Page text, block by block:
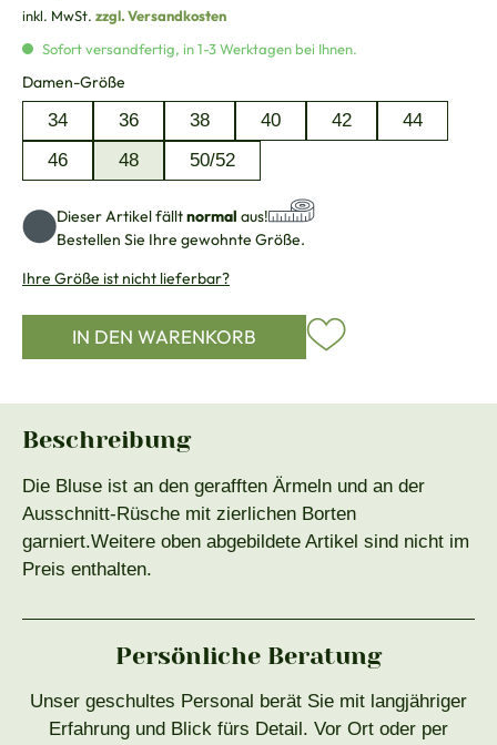
inkl. MwSt. zzgl. Versandkosten
Sofort versandfertig, in 1-3 Werktagen bei Ihnen.
Damen-Größe
34 36 38 40 42
44
46
48 50/52
Dieser Artikel fälltnormal aus!
Bestellen Sie Ihre gewohnte Größe.
Ihre Größe ist nicht lieferbar?
IN DEN WARENKORB
Beschreibung
Die Bluse ist an den gerafften Ärmeln und an der
Ausschnitt-Rüsche mit zierlichen Borten
garniert.Weitere oben abgebildete Artikel sind nicht im
Preis enthalten.
Persönliche Beratung
Unser geschultes Personal berät Sie mit langjähriger
Erfahrung und Blick fürs Detail. Vor Ort oder per